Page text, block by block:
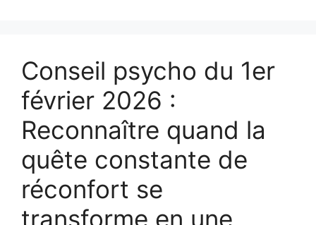
Conseil psycho du 1er
février 2026 :
Reconnaître quand la
quête constante de
réconfort se
transforme en une